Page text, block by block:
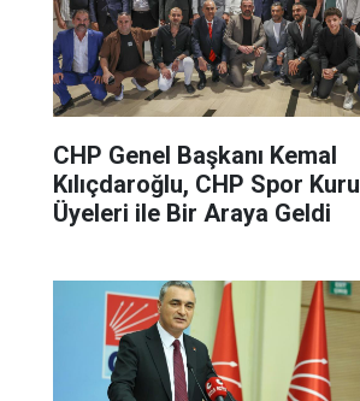
CHP Genel Başkanı Kemal
Kılıçdaroğlu, CHP Spor
Üyeleri ile Bir Araya Geldi